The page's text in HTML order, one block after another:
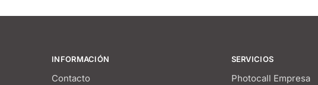
INFORMACIÓN
Contacto
SERVICIOS
Photocall Empresa